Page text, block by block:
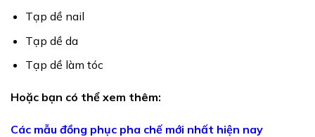
Tạp dề nail
Tạp dề da
Tạp dề làm tóc
Hoặc bạn có thể xem thêm:
Các mẫu đồng phục pha chế mới nhất hiện nay